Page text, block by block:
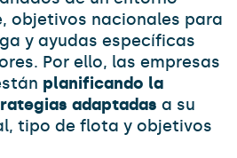
objetivos nacionales para
y ayudas específicas
Por ello, las empresas
planificando la
adaptadas a su
tipo de flota y objetivos